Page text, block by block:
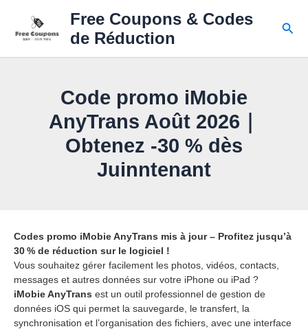
content
Free Coupons & Codes
de Réduction
Code promo iMobie
AnyTrans Août 2026｜
Obtenez -30 % dès
Juinntenant
Codes promo iMobie AnyTrans mis à jour – Profitez jusqu’à
30 % de réduction sur le logiciel !
Vous souhaitez gérer facilement les photos, vidéos, contacts,
messages et autres données sur votre iPhone ou iPad ?
iMobie AnyTrans est un outil professionnel de gestion de
données iOS qui permet la sauvegarde, le transfert, la
synchronisation et l’organisation des fichiers, avec une interface